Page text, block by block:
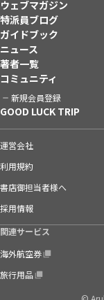
ウェブマガジン
特派員ブログ
ガイドブック
ニュース
著者一覧
コミュニティ
新規会員登録
GOOD LUCK TRIP
運営会社
利用規約
書店御担当者様へ
採用情報
関連サービス
海外航空券
旅行用品